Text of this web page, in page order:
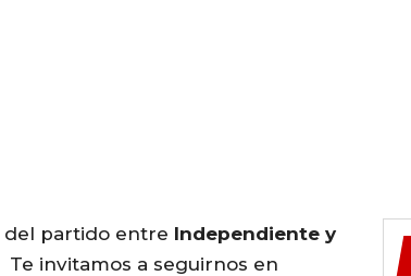
del partido entre Independiente y
Te invitamos a seguirnos en